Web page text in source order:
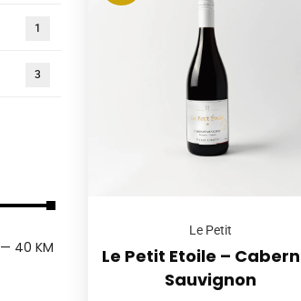
Le Petit
Le Petit Etoile –
Sauvignon
1
3
— 40 KM